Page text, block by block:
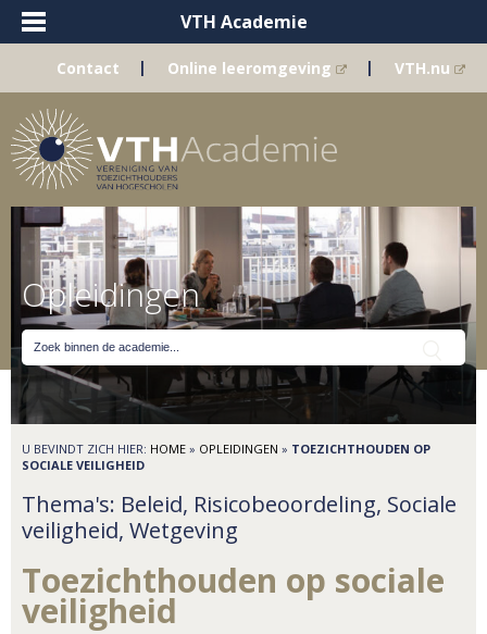
VTH Academie
Contact | Online leeromgeving | VTH.nu
Opleidingen
U BEVINDT ZICH HIER: HOME » OPLEIDINGEN » TOEZICHTHOUDEN OP
SOCIALE VEILIGHEID
Thema's: Beleid, Risicobeoordeling, Sociale
veiligheid, Wetgeving
Toezichthouden op sociale
veiligheid